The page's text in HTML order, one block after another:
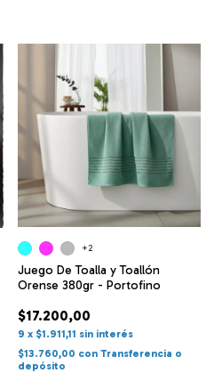
Juego De Toalla y Toallón
Orense 380gr - Portofino
$17.200,00
9 x $1.911,11 sin interés
$13.760,00 con Transferencia o
depósito
+2